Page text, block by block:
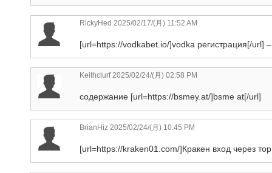
RickyHed 2025/02/17/(月) 11:52 AM
[url=https://vodkabet.io/]vodka регистрация[/url]
Keithclurf2025/02/24/(月) 02:58 PM
содержание [url=https://bsmey.at/]bsme at[/url]
BrianHiz 2025/02/24/(月) 10:45 PM
[url=https://kraken01.com/]Кракен вход через